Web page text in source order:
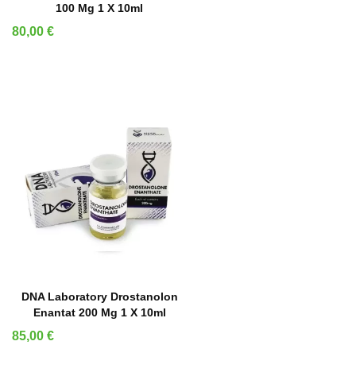
100 Mg 1 X 10ml
Preis
80,00 €
IN DEN WARENKORB
DNA Laboratory Drostanolon
Enantat 200 Mg 1 X 10ml
Preis
85,00 €